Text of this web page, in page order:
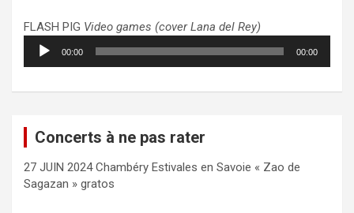
FLASH PIG Video games (cover Lana del Rey)
Lecteur
audio
00:00 00:00
Concerts à ne pas rater
27 JUIN 2024 Chambéry Estivales en Savoie « Zao de
Sagazan » gratos